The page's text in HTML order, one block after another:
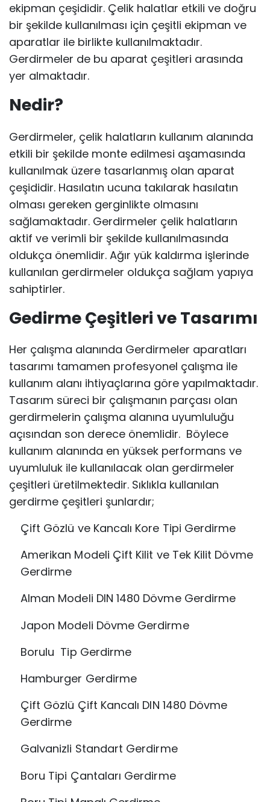
ekipman çeşididir. Çelik halatlar etkili ve doğru
bir şekilde kullanılması için çeşitli ekipman ve
aparatlar ile birlikte kullanılmaktadır.
Gerdirmeler de bu aparat çeşitleri arasında
yer almaktadır.
Nedir?
Gerdirmeler, çelik halatların kullanım alanında
etkili bir şekilde monte edilmesi aşamasında
kullanılmak üzere tasarlanmış olan aparat
çeşididir. Hasılatın ucuna takılarak hasılatın
olması gereken gerginlikte olmasını
sağlamaktadır. Gerdirmeler çelik halatların
aktif ve verimli bir şekilde kullanılmasında
oldukça önemlidir. Ağır yük kaldırma işlerinde
kullanılan gerdirmeler oldukça sağlam yapıya
sahiptirler.
Gedirme Çeşitleri ve Tasarımı
Her çalışma alanında Gerdirmeler aparatları
tasarımı tamamen profesyonel çalışma ile
kullanım alanı ihtiyaçlarına göre yapılmaktadır.
Tasarım süreci bir çalışmanın parçası olan
gerdirmelerin çalışma alanına uyumluluğu
açısından son derece önemlidir. Böylece
kullanım alanında en yüksek performans ve
uyumluluk ile kullanılacak olan gerdirmeler
çeşitleri üretilmektedir. Sıklıkla kullanılan
gerdirme çeşitleri şunlardır;
Çift Gözlü ve Kancalı Kore Tipi Gerdirme
Amerikan Modeli Çift Kilit ve Tek Kilit Dövme
Gerdirme
Alman Modeli DIN 1480 Dövme Gerdirme
Japon Modeli Dövme Gerdirme
Borulu Tip Gerdirme
Hamburger Gerdirme
Çift Gözlü Çift Kancalı DIN 1480 Dövme
Gerdirme
Galvanizli Standart Gerdirme
Boru Tipi Çantaları Gerdirme